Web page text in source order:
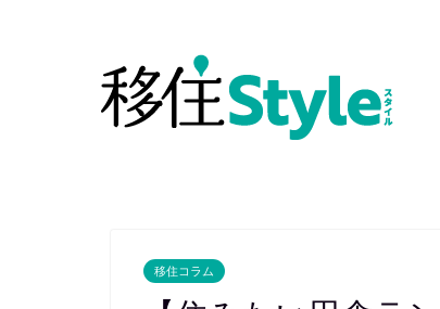
移住コラム